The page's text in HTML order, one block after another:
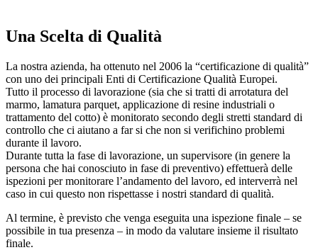
Una Scelta di Qualità
La nostra azienda, ha ottenuto nel 2006 la “certificazione di qualità”
con uno dei principali Enti di Certificazione Qualità Europei.
Tutto il processo di lavorazione (sia che si tratti di arrotatura del
marmo, lamatura parquet, applicazione di resine industriali o
trattamento del cotto) è monitorato secondo degli stretti standard di
controllo che ci aiutano a far si che non si verifichino problemi
durante il lavoro.
Durante tutta la fase di lavorazione, un supervisore (in genere la
persona che hai conosciuto in fase di preventivo) effettuerà delle
ispezioni per monitorare l’andamento del lavoro, ed interverrà nel
caso in cui questo non rispettasse i nostri standard di qualità.
Al termine, è previsto che venga eseguita una ispezione finale – se
possibile in tua presenza – in modo da valutare insieme il risultato
finale.